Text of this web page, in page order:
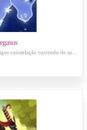
constelação correndo de su...